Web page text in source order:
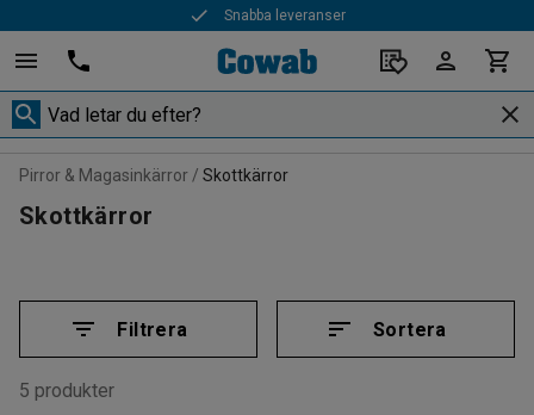
Snabba leveranser
Pirror & Magasinkärror Skottkärror
Skottkärror
Filtrera Sortera
5 produkter